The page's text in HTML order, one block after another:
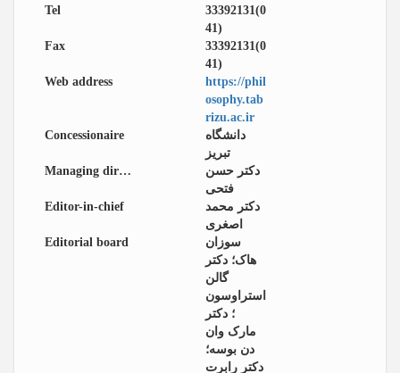
Tel
33392131(0
41)
Fax
33392131(0
41)
Web address
https://phil
osophy.tab
rizu.ac.ir
Concessionaire
دانشگاه
تبریز
Managing director
دکتر حسن
فتحی
Editor-in-chief
دکتر محمد
اصغری
Editorial board
سوزان
هاک؛ دکتر
گالن
استراوسون
؛ دکتر
مارک وان
دن بوسه؛
دکتر رابرت